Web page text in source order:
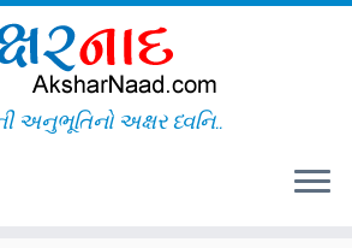
અનુભૂતિનો અક્ષર ધ્વનિ..